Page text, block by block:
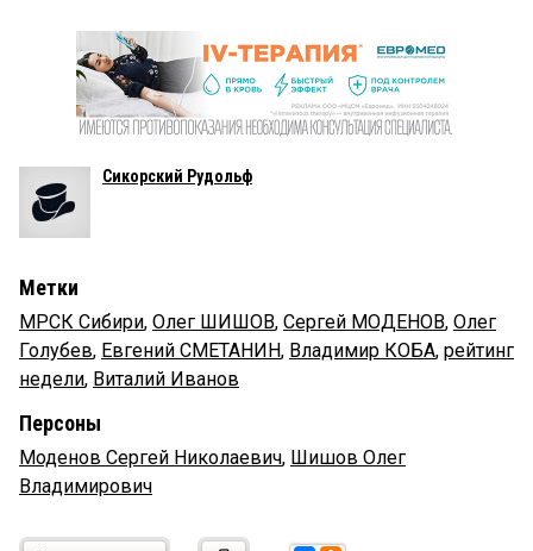
Сикорский Рудольф
Метки
МРСК Сибири, Олег ШИШОВ, Сергей МОДЕНОВ, Олег
Голубев, Евгений СМЕТАНИН, Владимир КОБА, рейтинг
недели, Виталий Иванов
Персоны
Моденов Сергей Николаевич, Шишов Олег
Владимирович